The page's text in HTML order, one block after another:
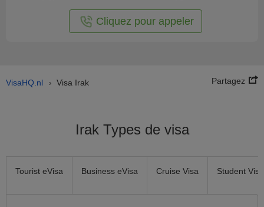
Cliquez pour appeler
VisaHQ.nl › Visa Irak Partagez
Irak Types de visa
Tourist eVisa Business eVisa Cruise Visa Student Visa